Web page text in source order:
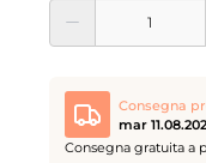
Quantità del prodotto:
Consegna
mar
Consegna gratuita a